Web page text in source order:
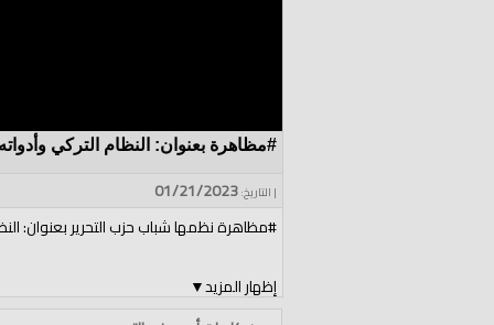
#مظاهرة بعنوان: النظام التركي
| التاريخ:01/21/2023
إظهار المزيد▼
#مظاهرة نظمها شباب حزب التحرير بعنوان:
الموقع الرسمي: